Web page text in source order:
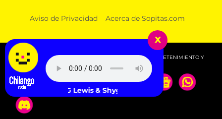
Aviso de Privacidad Acerca de Sopitas.com
© 2026 SOPITAS.COM - MÚSICA, NOTICIAS, DEPORTES, ENTRETENIMIENTO Y
MÁS!.
x
SG Lewis & Shygirl - Sugar